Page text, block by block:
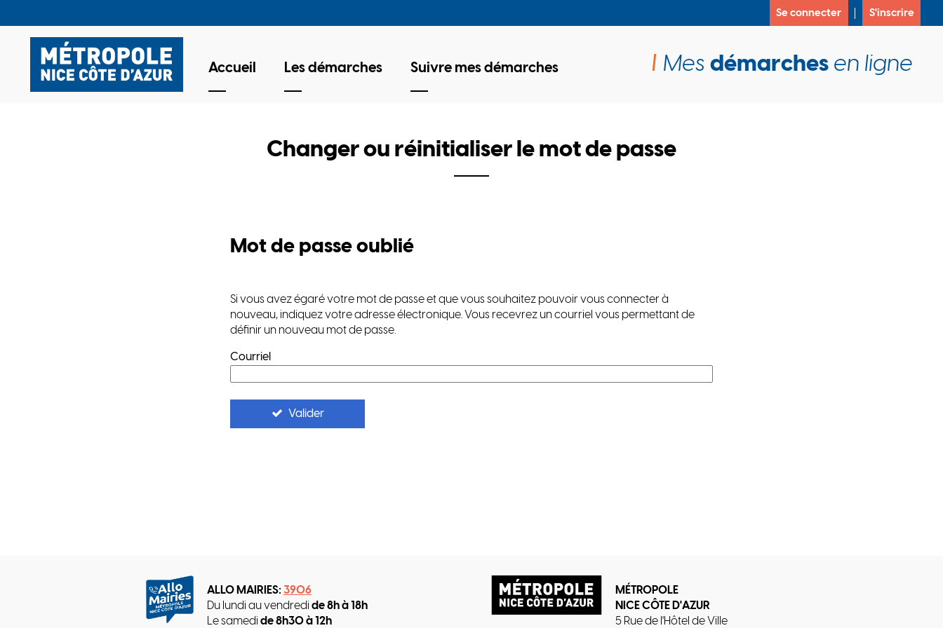
Se connecter S'inscrire
Accueil Les démarches Suivre mes démarches Mes démarchesen ligne
Changer ou réinitialiser le mot de passe
Mot de passe oublié
Si vous avez égaré votre mot de passe et que vous souhaitez pouvoir vous connecter à
nouveau, indiquez votre adresse électronique. Vous recevrez un courriel vous permettant de
définir un nouveau mot de passe.
Courriel
Valider
ALLO MAIRIES: 3906
Du lundi au vendredi de 8h à 18h
Le samedi de 8h30 à 12h
MÉTROPOLE
NICE CÔTE D'AZUR
5 Rue de l'Hôtel de Ville